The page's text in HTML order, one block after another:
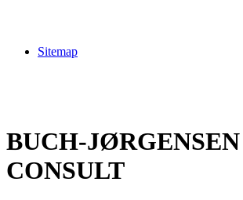
Sitemap
BUCH-JØRGENSEN
CONSULT